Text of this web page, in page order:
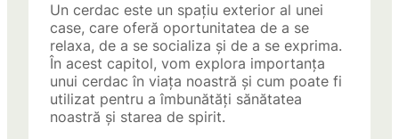
Un cerdac este un spațiu exterior al unei
case, care oferă oportunitatea de a se
relaxa, de a se socializa și de a se exprima.
În acest capitol, vom explora importanța
unui cerdac în viața noastră și cum poate fi
utilizat pentru a îmbunătăți sănătatea
noastră și starea de spirit.